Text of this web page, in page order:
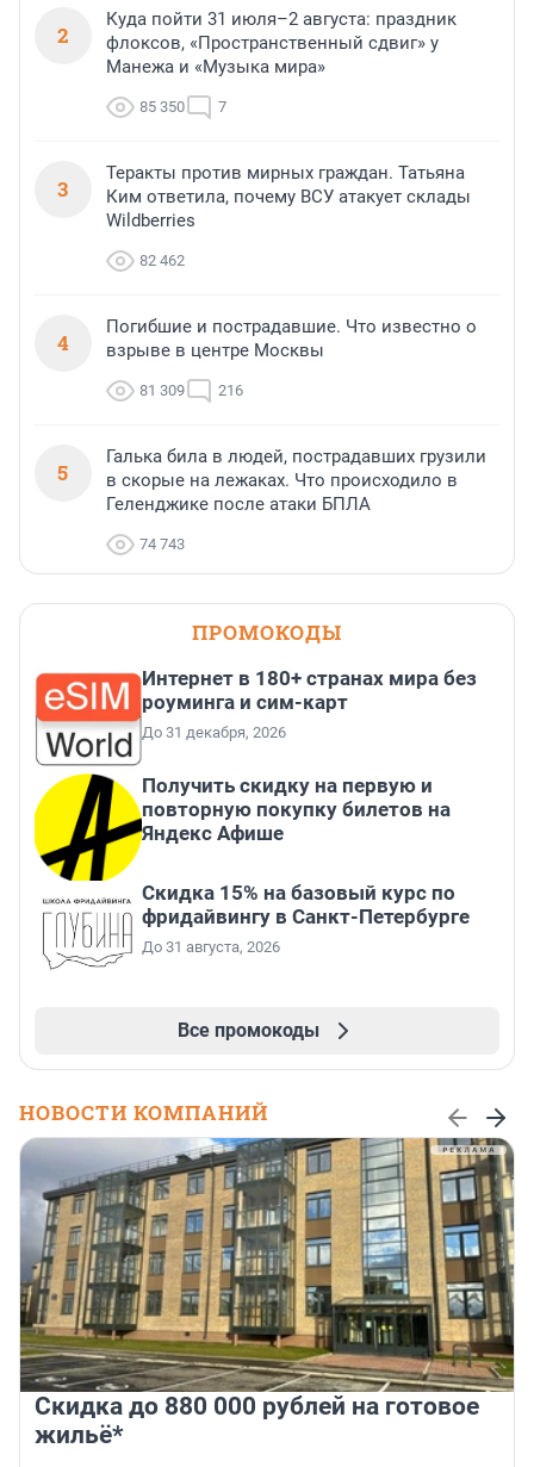
2
Куда пойти 31 июля–2 августа: праздник
флоксов, «Пространственный сдвиг» у
Манежа и «Музыка мира»
85 350 7
3
Теракты против мирных граждан. Татьяна
Ким ответила, почему ВСУ атакует склады
Wildberries
82 462
4
Погибшие и пострадавшие. Что известно о
взрыве в центре Москвы
81 309 216
5
Галька била в людей, пострадавших грузили
в скорые на лежаках. Что происходило в
Геленджике после атаки БПЛА
74 743
ПРОМОКОДЫ
Интернет в 180+ странах мира без
роуминга и сим-карт
До 31 декабря, 2026
Получить скидку на первую и
повторную покупку билетов на
Яндекс Афише
Скидка 15% на базовый курс по
фридайвингу в Санкт-Петербурге
До 31 августа, 2026
Все промокоды
НОВОСТИ КОМПАНИЙ
Скидка до 880 000 рублей на готовое
жильё*